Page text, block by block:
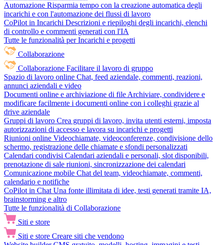
Automazione Risparmia tempo con la creazione automatica degli
incarichi e con l'automazione dei flussi di lavoro
CoPilot in Incarichi Descrizioni e riepiloghi degli incarichi, elenchi
di controllo e commenti generati con l'IA
Tutte le funzionalità per Incarichi e progetti
Collaborazione
Collaborazione Facilitare il lavoro di gruppo
Spazio di lavoro online Chat, feed aziendale, commenti, reazioni,
annunci aziendali e video
Documenti online e archiviazione di file Archiviare, condividere e
modificare facilmente i documenti online con i colleghi grazie al
drive aziendale
Gruppi di lavoro Crea gruppi di lavoro, invita utenti esterni, imposta
autorizzazioni di accesso e lavora su incarichi e progetti
Riunioni online Videochiamate, videoconferenze, condivisione dello
schermo, registrazione delle chiamate e sfondi personalizzati
Calendari condivisi Calendari aziendali e personali, slot disponibili,
prenotazione di sale riunioni, sincronizzazione dei calendari
Comunicazione mobile Chat del team, videochiamate, commenti,
calendario e notifiche
CoPilot in Chat Una fonte illimitata di idee, testi generati tramite IA,
brainstorming e altro
Tutte le funzionalità di Collaborazione
Siti e store
Siti e store Creare siti che vendono